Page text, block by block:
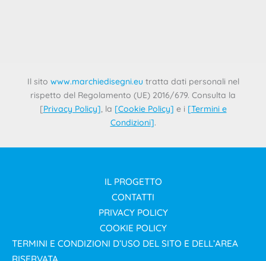
Il sito www.marchiedisegni.eu tratta dati personali nel
rispetto del Regolamento (UE) 2016/679. Consulta la
[Privacy Policy], la [Cookie Policy] e i [Termini e
Condizioni].
IL PROGETTO
CONTATTI
PRIVACY POLICY
COOKIE POLICY
TERMINI E CONDIZIONI D’USO DEL SITO E DELL’AREA